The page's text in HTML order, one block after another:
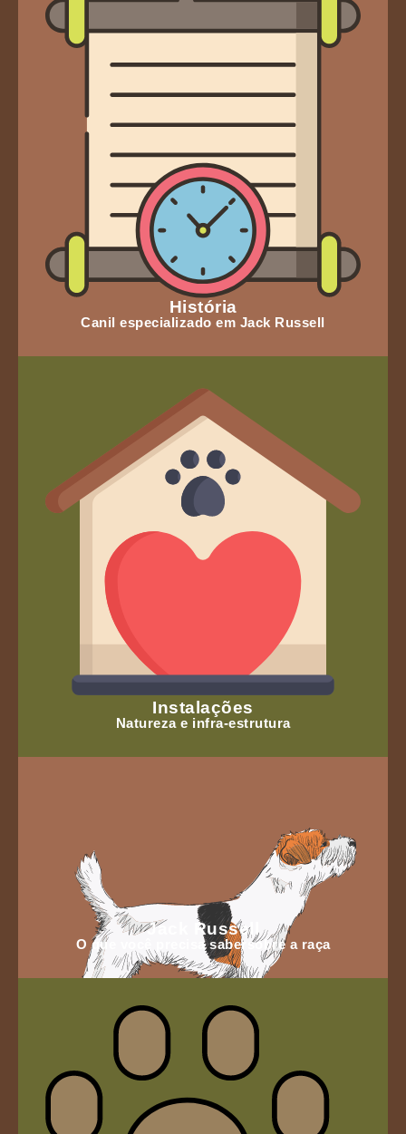
História
Canil especializado em Jack Russell
Instalações
Natureza e infra-estrutura
Jack Russell
O que você precisa sabersobre a raça